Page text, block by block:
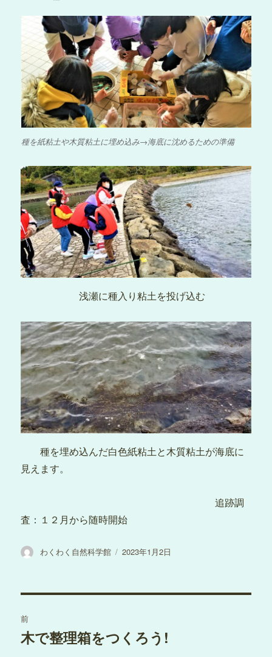
種を紙粘土や木質粘土に埋め込み→海底に沈めるための準備
浅瀬に種入り粘土を投げ込む
種を埋め込んだ白色紙粘土と木質粘土が海底に
見えます。
追跡調
査：１２月から随時開始
投
わくわく自然科学館
投
2023年1月2日
稿
前
過
木で整理箱をつくろう!